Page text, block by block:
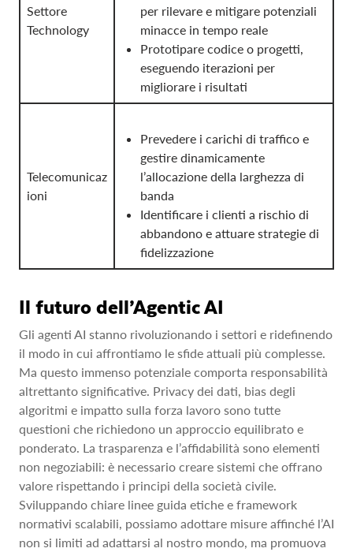
Settore
Technology
per rilevare e mitigare potenziali
minacce in tempo reale
Prototipare codice o progetti,
eseguendo iterazioni per
migliorare i risultati
Telecomunicaz
ioni
Prevedere i carichi di traffico e
gestire dinamicamente
l’allocazione della larghezza di
banda
Identificare i clienti a rischio di
abbandono e attuare strategie di
fidelizzazione
Il futuro dell’Agentic AI
Gli agenti AI stanno rivoluzionando i settori e ridefinendo
il modo in cui affrontiamo le sfide attuali più complesse.
Ma questo immenso potenziale comporta responsabilità
altrettanto significative. Privacy dei dati, bias degli
algoritmi e impatto sulla forza lavoro sono tutte
questioni che richiedono un approccio equilibrato e
ponderato. La trasparenza e l’affidabilità sono elementi
non negoziabili: è necessario creare sistemi che offrano
valore rispettando i principi della società civile.
Sviluppando chiare linee guida etiche e framework
normativi scalabili, possiamo adottare misure affinché l’AI
non si limiti ad adattarsi al nostro mondo, ma promuova